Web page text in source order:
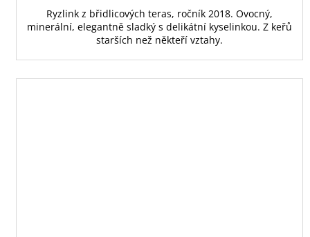
Ryzlink z břidlicových teras, ročník 2018. Ovocný,
minerální, elegantně sladký s delikátní kyselinkou. Z keřů
starších než někteří vztahy.